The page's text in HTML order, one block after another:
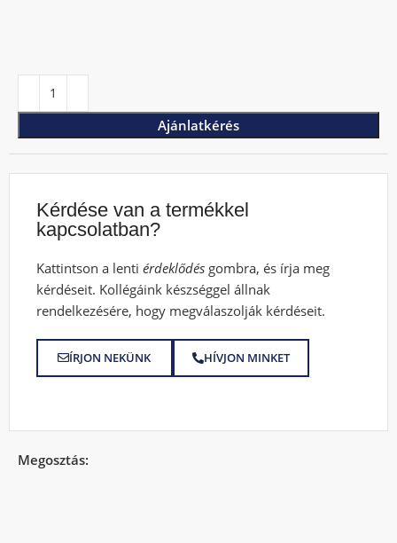
Ajánlatkérés
Kérdése van a termékkel
kapcsolatban?
Kattintson a lentiérdeklődés gombra, és írja meg
kérdéseit. Kollégáink készséggel állnak
rendelkezésére, hogy megválaszolják kérdéseit.
ÍRJON NEKÜNK HÍVJON MINKET
Megosztás: